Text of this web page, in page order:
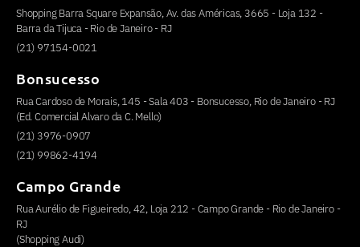
Shopping Barra Square Expansão, Av. das Américas, 3665 - Loja 132 -
Barra da Tijuca - Rio de Janeiro - RJ
(21) 97154-0021
Bonsucesso
Rua Cardoso de Morais, 145 - Sala 403 - Bonsucesso, Rio de Janeiro - RJ
(Ed. Comercial Alvaro da C. Mello)
(21) 3976-0907
(21) 99862-4194
Campo Grande
Rua Aurélio de Figueiredo, 42, Loja 212 - Campo Grande - Rio de Janeiro -
RJ
(Shopping Audi)